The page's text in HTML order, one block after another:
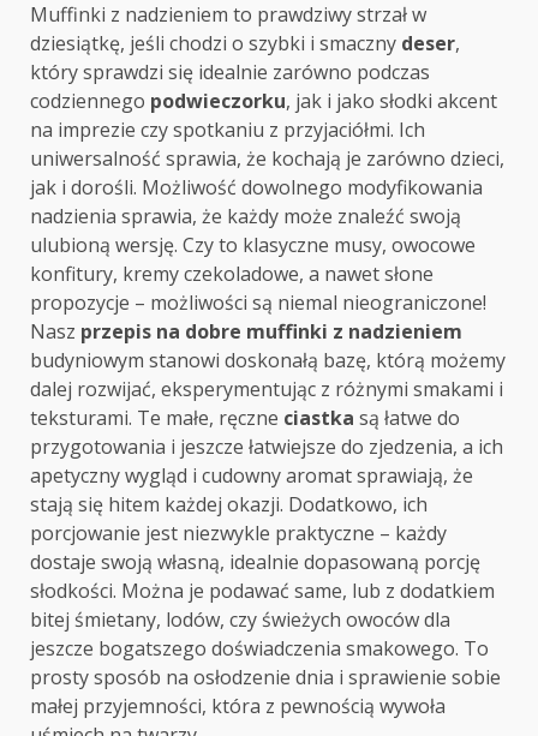
Muffinki z nadzieniem to prawdziwy strzał w
dziesiątkę, jeśli chodzi o szybki i smaczny deser,
który sprawdzi się idealnie zarówno podczas
codziennego podwieczorku, jak i jako słodki akcent
na imprezie czy spotkaniu z przyjaciółmi. Ich
uniwersalność sprawia, że kochają je zarówno dzieci,
jak i dorośli. Możliwość dowolnego modyfikowania
nadzienia sprawia, że każdy może znaleźć swoją
ulubioną wersję. Czy to klasyczne musy, owocowe
konfitury, kremy czekoladowe, a nawet słone
propozycje – możliwości są niemal nieograniczone!
Nasz przepis na dobre muffinki z nadzieniem
budyniowym stanowi doskonałą bazę, którą możemy
dalej rozwijać, eksperymentując z różnymi smakami i
teksturami. Te małe, ręczne ciastka są łatwe do
przygotowania i jeszcze łatwiejsze do zjedzenia, a ich
apetyczny wygląd i cudowny aromat sprawiają, że
stają się hitem każdej okazji. Dodatkowo, ich
porcjowanie jest niezwykle praktyczne – każdy
dostaje swoją własną, idealnie dopasowaną porcję
słodkości. Można je podawać same, lub z dodatkiem
bitej śmietany, lodów, czy świeżych owoców dla
jeszcze bogatszego doświadczenia smakowego. To
prosty sposób na osłodzenie dnia i sprawienie sobie
małej przyjemności, która z pewnością wywoła